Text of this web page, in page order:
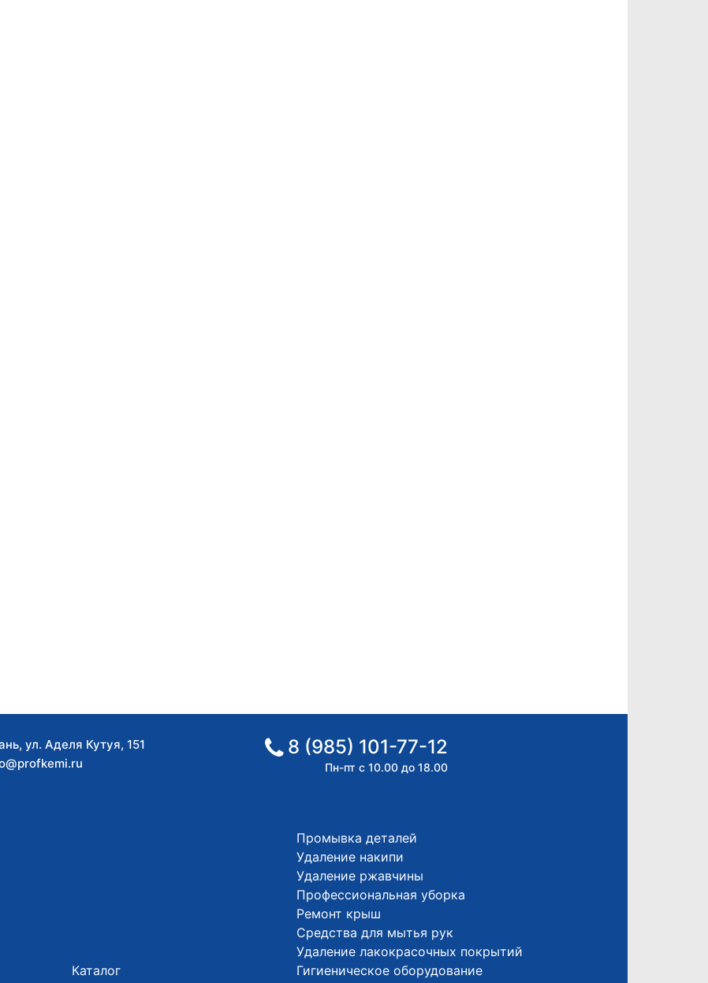
, ул. Аделя Кутуя, 151
8 (985) 101-77-12
Пн-пт с 10.00 до 18.00
Каталог
Промывка деталей
Удаление накипи
Удаление ржавчины
Профессиональная уборка
Ремонт крыш
Средства для мытья рук
Удаление лакокрасочных покрытий
Гигиеническое оборудование